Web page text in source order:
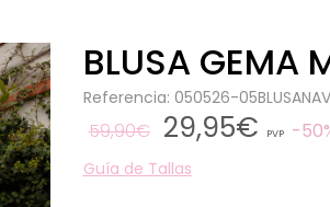
BLUSA GEMA
Referencia: 050526-
59,90€ 29,95€ PVP
Guía de Tallas